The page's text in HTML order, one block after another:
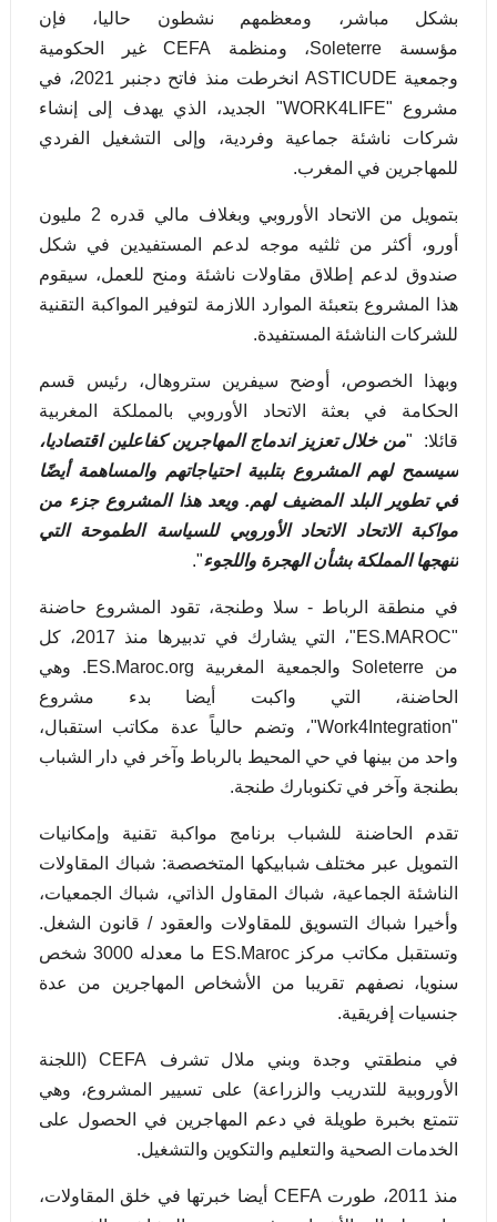
بشكل مباشر، ومعظمهم نشطون حاليا، فإن
مؤسسة Soleterre، ومنظمة CEFAغير الحكومية
وجمعية ASTICUDE
انخرطت منذ فاتح دجنبر 2021، في
مشروع "WORK4LIFE" الجديد، الذي يهدف إلى
إنشاء
شركات ناشئة جماعية وفردية، وإلى التشغيل الفردي
للمهاجرين في المغرب.
بتمويل من الاتحاد الأوروبي وبغلاف مالي قدره 2 مليون
أورو، أكثر من ثلثيه موجه لدعم المستفيدين في شكل
صندوق لدعم إطلاق مقاولات ناشئة ومنح للعمل، سيقوم
هذا المشروع بتعبئة الموارد اللازمة لتوفير المواكبة التقنية
للشركات الناشئة المستفيدة.
وبهذا الخصوص، أوضح سيفرين ستروهال، رئيس قسم
الحكامة في بعثة الاتحاد الأوروبي بالمملكة المغربية
قائلا: "من خلال تعزيز اندماج المهاجرين كفاعلين اقتصاديا،
سيسمح لهم المشروع بتلبية احتياجاتهم والمساهمة أيضًا
في تطوير البلد المضيف لهم. ويعد هذا المشروع جزء من
مواكبة الاتحاد
الاتحاد الأوروبي للسياسة الطموحة التي
تنهجها المملكة بشأن الهجرة واللجوء".
في منطقة الرباط - سلا وطنجة، تقود المشروع حاضنة
"
ES.MAROC
"، التي يشارك في تدبيرها منذ 2017، كل
منSoleterre والجمعية المغربية ES.Maroc.org. وهي
الحاضنة، التي واكبت أيضا
بدء مشروع
"
Work4Integration"، وتضم حالياً عدة مكاتب استقبال،
واحد من بينها في حي المحيط بالرباط وآخر في دار الشباب
بطنجة وآخر في تكنوبارك طنجة.
تقدم الحاضنة للشباب برنامج مواكبة تقنية و إمكانيات
التمويل عبر مختلف شبابيكها المتخصصة: شباك المقاولات
الناشئة الجماعية، شباك المقاول الذاتي، شباك الجمعيات،
وأخيرا شباك التسويق للمقاولات والعقود / قانون الشغل.
وتستقبل مكاتب مركز ES.Maroc
ما معدله 3000 شخص
سنويا، نصفهم تقريبا من الأشخاص المهاجرين من عدة
جنسيات إفريقية.
في منطقتي وجدة وبني ملال تشرف CEFA
(اللجنة
الأوروبية للتدريب والزراعة) على تسيير المشروع، وهي
تتمتع بخبرة طويلة في دعم المهاجرين في الحصول على
الخدمات الصحية والتعليم والتكوين والتشغيل.
منذ 2011، طورت CEFA
أيضا خبرتها في خلق المقاولات،